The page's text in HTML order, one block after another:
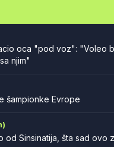
oca "pod voz": "Voleo
njim"
šampionke Evrope
od Sinsinatija, šta sad ovo